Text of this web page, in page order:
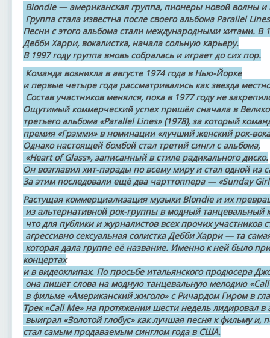
Blondie — американская группа, пионеры новой волны и
Группа стала известна после своего альбома Parallel
Песни с этого альбома стали международными хитами. В
Дебби Харри, вокалистка, начала сольную карьеру.
В 1997 году группа вновь собралась и играет до сих пор.
Команда возникла в августе 1974 года в Нью-Йорке
и первые четыре года рассматривались как звезда
Состав участников менялся, пока в 1977 году не
Ощутимый коммерческий успех пришёл сначала в
третьего альбома «Parallel Lines» (1978), за который
премия «Грэмми» в номинации «лучший женский рок-
Однако настоящей бомбой стал третий сингл с альбома,
«Heart of Glass», записанный в стиле радикального диско.
Он возглавил хит-парады по всему миру и стал одной из
За этим последовали ещё два чарттоппера — «Sunday
Растущая коммерциализация музыки Blondie и их
из альтернативной рок-группы в модный танцевальный
что для публики и журналистов всех прочих участников
агрессивно сексуальная солистка Дебби Харри — та
которая дала группе её название. Именно к ней было
концертах
и в видеоклипах. По просьбе итальянского продюсера
она пишет слова на модную танцевальную мелодию
в фильме «Американский жиголо» с Ричардом Гиром в
Трек «Call Me» на протяжении шести недель лидировал в
выиграл «Золотой глобус» как лучшая песня к фильму
стал самым продаваемым синглом года в США.